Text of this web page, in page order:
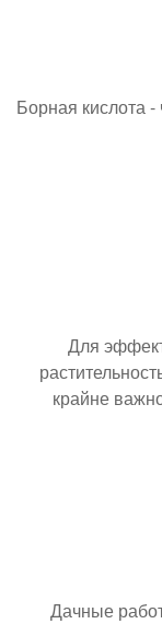
Борная кислота
Для
крайне
Дачные